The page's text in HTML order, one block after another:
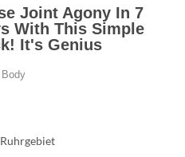
Ruhrgebiet